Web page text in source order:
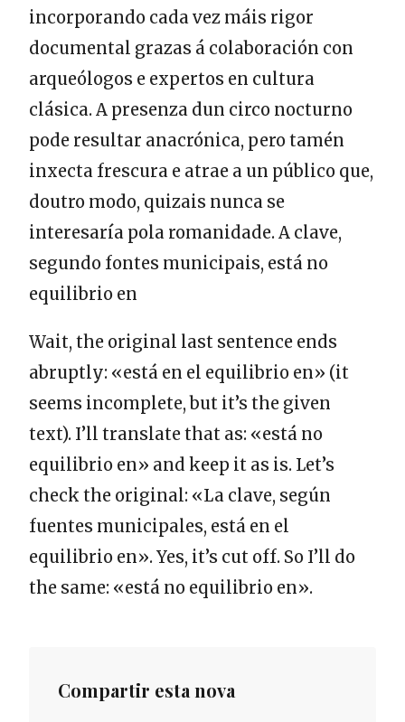
incorporando cada vez máis rigor
documental grazas á colaboración con
arqueólogos e expertos en cultura
clásica. A presenza dun circo nocturno
pode resultar anacrónica, pero tamén
inxecta frescura e atrae a un público que,
doutro modo, quizais nunca se
interesaría pola romanidade. A clave,
segundo fontes municipais, está no
equilibrio en
Wait, the original last sentence ends
abruptly: «está en el equilibrio en» (it
seems incomplete, but it’s the given
text). I’ll translate that as: «está no
equilibrio en» and keep it as is. Let’s
check the original: «La clave, según
fuentes municipales, está en el
equilibrio en». Yes, it’s cut off. So I’ll do
the same: «está no equilibrio en».
Compartir esta nova